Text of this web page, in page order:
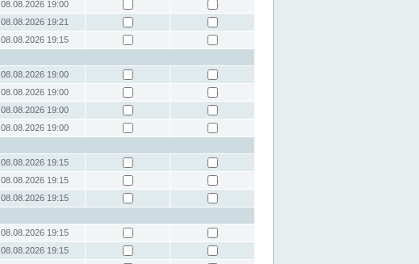
08.08.2026 19:00
08.08.2026 19:21
08.08.2026 19:15
08.08.2026 19:00
08.08.2026 19:00
08.08.2026 19:00
08.08.2026 19:00
08.08.2026 19:15
08.08.2026 19:15
08.08.2026 19:15
08.08.2026 19:15
08.08.2026 19:15